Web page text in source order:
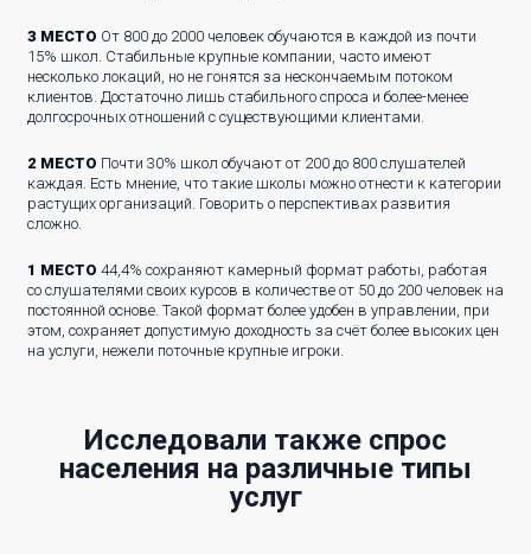
3 МЕСТО От 800 до 2000 человек обучаются в каждой из почти
15% школ. Стабильные крупные компании, часто имеют
несколько локаций, но не гонятся за нескончаемым потоком
клиентов. Достаточно лишь стабильного спроса и более-менее
долгосрочных отношений с существующими клиентами.
2 МЕСТО Почти 30% школ обучают от 200 до 800 слушателей
каждая. Есть мнение, что такие школы можно отнести к категории
растущих организаций. Говорить о перспективах развития
сложно.
1 МЕСТО 44,4% сохраняют камерный формат работы, работая
со слушателями своих курсов в количестве от 50 до 200 человек на
постоянной основе. Такой формат более удобен в управлении, при
этом, сохраняет допустимую доходность за счёт более высоких цен
на услуги, нежели поточные крупные игроки.
Исследовали также спрос
населения на различные типы
услуг